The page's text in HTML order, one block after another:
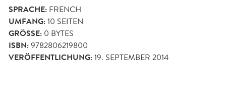
SPRACHE: FRENCH
UMFANG:10 SEITEN
GRÖSSE: 0 BYTES
ISBN:9782806219800
VERÖFFENTLICHUNG:19. SEPTEMBER 2014